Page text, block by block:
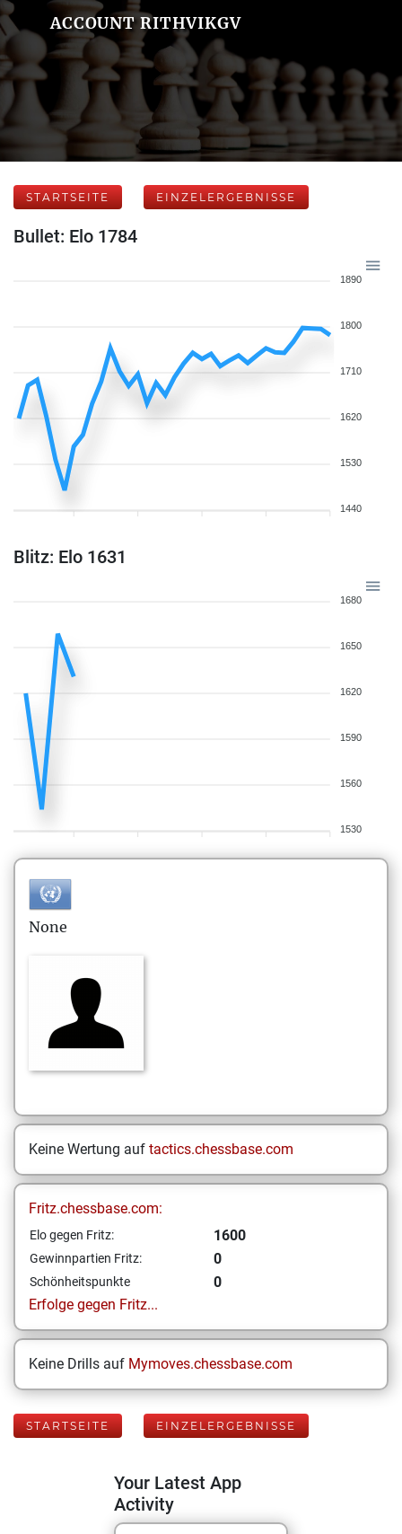
ACCOUNT RITHVIKGV
STARTSEITE EINZELERGEBNISSE
Bullet: Elo 1784
1890
1800
1710
1620
1530
1440
Blitz: Elo 1631
1680
1650
1620
1590
1560
1530
None
Keine Wertung auf tactics.chessbase.com
Fritz.chessbase.com:
Elo gegen Fritz: 1600
Gewinnpartien Fritz: 0
Schönheitspunkte
0
Erfolge gegen Fritz...
Keine Drills auf Mymoves.chessbase.com
STARTSEITE EINZELERGEBNISSE
Your Latest App
Activity